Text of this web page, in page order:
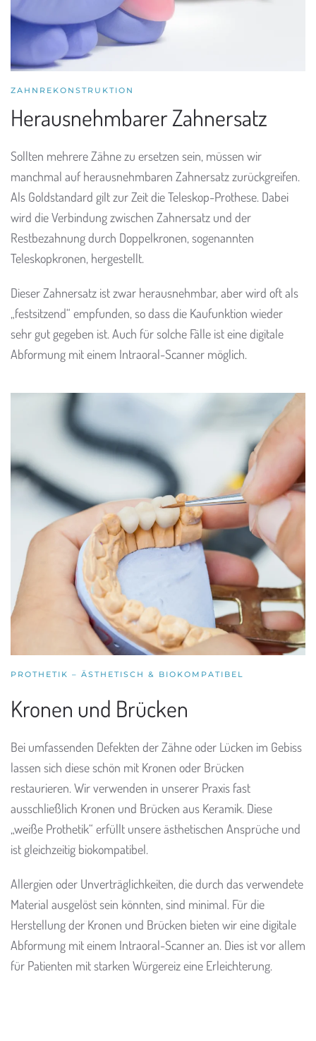
ZAHNREKONSTRUKTION
Herausnehmbarer Zahnersatz
Sollten mehrere Zähne zu ersetzen sein, müssen wir
manchmal auf herausnehmbaren Zahnersatz zurückgreifen.
Als Goldstandard gilt zur Zeit die Teleskop-Prothese. Dabei
wird die Verbindung zwischen Zahnersatz und der
Restbezahnung durch Doppelkronen, sogenannten
Teleskopkronen, hergestellt.
Dieser Zahnersatz ist zwar herausnehmbar, aber wird oft als
„festsitzend“ empfunden, so dass die Kaufunktion wieder
sehr gut gegeben ist. Auch für solche Fälle ist eine digitale
Abformung mit einem Intraoral-Scanner möglich.
PROTHETIK – ÄSTHETISCH & BIOKOMPATIBEL
Kronen und Brücken
Bei umfassenden Defekten der Zähne oder Lücken im Gebiss
lassen sich diese schön mit Kronen oder Brücken
restaurieren. Wir verwenden in unserer Praxis fast
ausschließlich Kronen und Brücken aus Keramik. Diese
„weiße Prothetik“ erfüllt unsere ästhetischen Ansprüche und
ist gleichzeitig biokompatibel.
Allergien oder Unverträglichkeiten, die durch das verwendete
Material ausgelöst sein könnten, sind minimal. Für die
Herstellung der Kronen und Brücken bieten wir eine digitale
Abformung mit einem Intraoral-Scanner an. Dies ist vor allem
für Patienten mit starken Würgereiz eine Erleichterung.